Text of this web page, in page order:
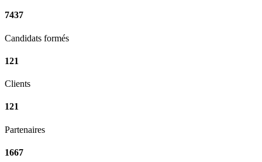
7437
Candidats formés
121
Clients
121
Partenaires
1667